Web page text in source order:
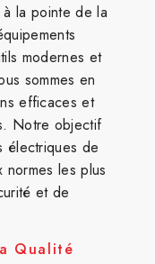
la pointe de la
modernes et
sommes en
efficaces et
Notre objectif
électriques de
les plus
et de
Qualité